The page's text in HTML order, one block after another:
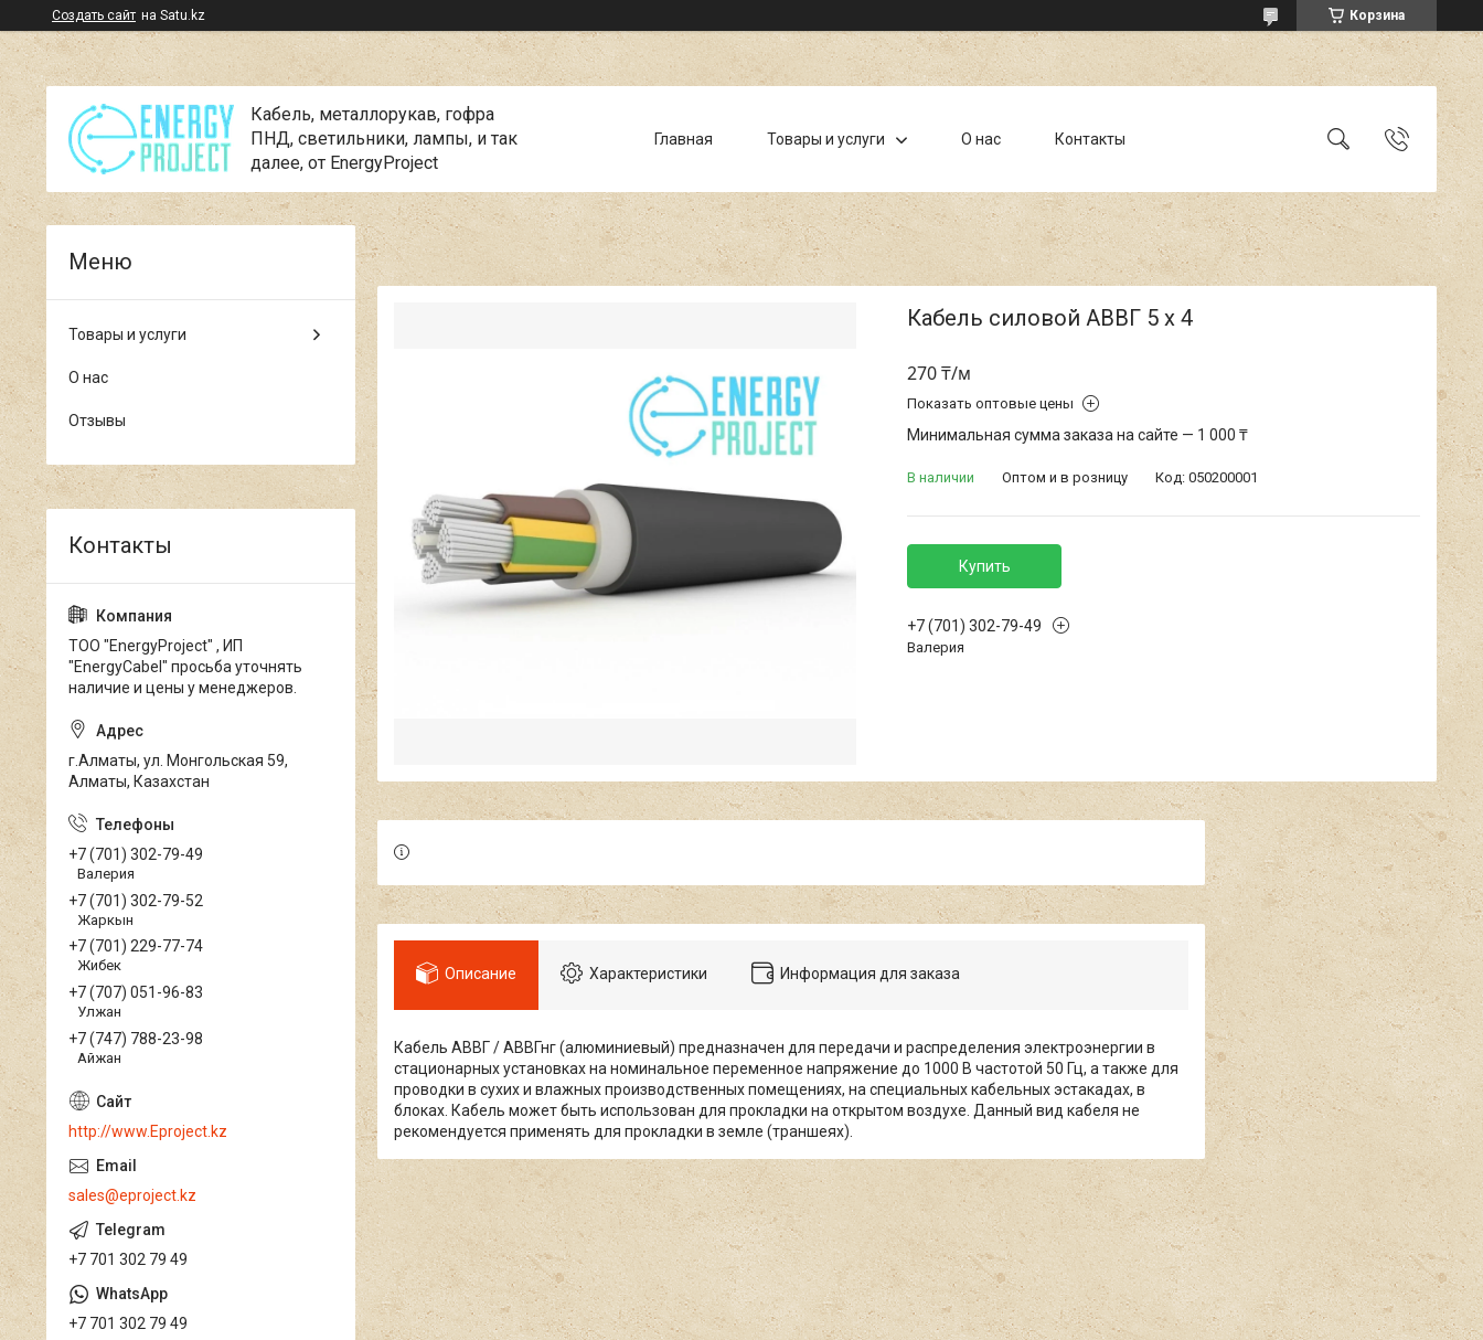
Создать сайт на Satu.kz Корзина
Кабель, металлорукав, гофра
ПНД, cветильники, лампы, и так
далее, от EnergyProject
Главная Товары и услуги О нас Контакты
Кабель силовой АВВГ 5 х 4
270 ₸/м
Показать оптовые цены
Минимальная сумма заказа на сайте — 1 000 ₸
В наличии Оптом и в розницу Код: 050200001
Купить
+7 (701) 302-79-49
Валерия
Описание Характеристики Информация для заказа
Кабель АВВГ / АВВГнг (алюминиевый) предназначен для передачи и распределения электроэнергии в
стационарных установках на номинальное переменное напряжение до 1000 В частотой 50 Гц, а также для
проводки в сухих и влажных производственных помещениях, на специальных кабельных эстакадах, в
блоках. Кабель может быть использован для прокладки на открытом воздухе. Данный вид кабеля не
рекомендуется применять для прокладки в земле (траншеях).
Товары и услуги
О нас
Отзывы
ТОО "EnergyProject" , ИП
"EnergyCabel" просьба уточнять
наличие и цены у менеджеров.
г.Алматы, ул. Монгольская 59,
Алматы, Казахстан
+7 (701) 302-79-49
Валерия
+7 (701) 302-79-52
Жаркын
+7 (701) 229-77-74
Жибек
+7 (707) 051-96-83
Улжан
+7 (747) 788-23-98
Айжан
http://www.Eproject.kz
sales@eproject.kz
+7 701 302 79 49
+7 701 302 79 49